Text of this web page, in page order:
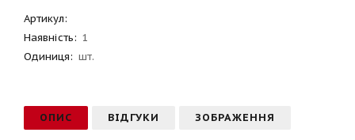
Артикул:
Наявність: 1
Одиниця: шт.
ОПИС ВІДГУКИ ЗОБРАЖЕННЯ